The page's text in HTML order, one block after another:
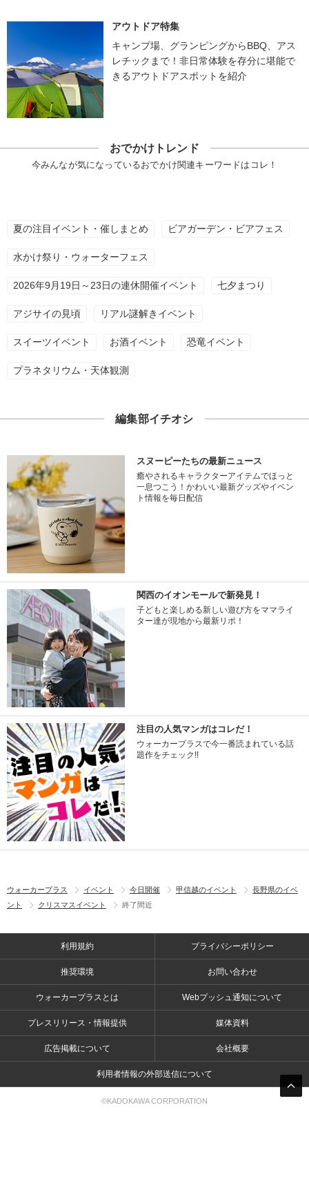
アウトドア特集
キャンプ場、グランピングからBBQ、アス
レチックまで！非日常体験を存分に堪能で
きるアウトドアスポットを紹介
おでかけトレンド
今みんなが気になっているおでかけ関連キーワードはコレ！
夏の注目イベント・催しまとめ ビアガーデン・ビアフェス
水かけ祭り・ウォーターフェス
2026年9月19日～23日の連休開催イベント 七夕まつり
アジサイの見頃 リアル謎解きイベント
スイーツイベント お酒イベント 恐竜イベント
プラネタリウム・天体観測
編集部イチオシ
スヌーピーたちの最新ニュース
癒やされるキャラクターアイテムでほっと
一息つこう！かわいい最新グッズやイベン
ト情報を毎日配信
関西のイオンモールで新発見！
子どもと楽しめる新しい遊び方をママライ
ター達が現地から最新リポ！
注目の人気マンガはコレだ！
ウォーカープラスで今一番読まれている話
題作をチェック!!
ウォーカープラス イベント 今日開催 甲信越のイベント
長野県のイベ
ント
クリスマスイベント 終了間近
利用規約 プライバシーポリシー
推奨環境 お問い合わせ
ウォーカープラスとは Webプッシュ通知について
プレスリリース・情報提供 媒体資料
広告掲載について 会社概要
利用者情報の外部送信について
©KADOKAWA CORPORATION